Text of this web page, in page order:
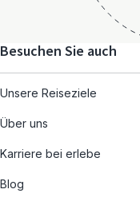
Besuchen Sie auch
Unsere Reiseziele
Über uns
Karriere bei erlebe
Blog